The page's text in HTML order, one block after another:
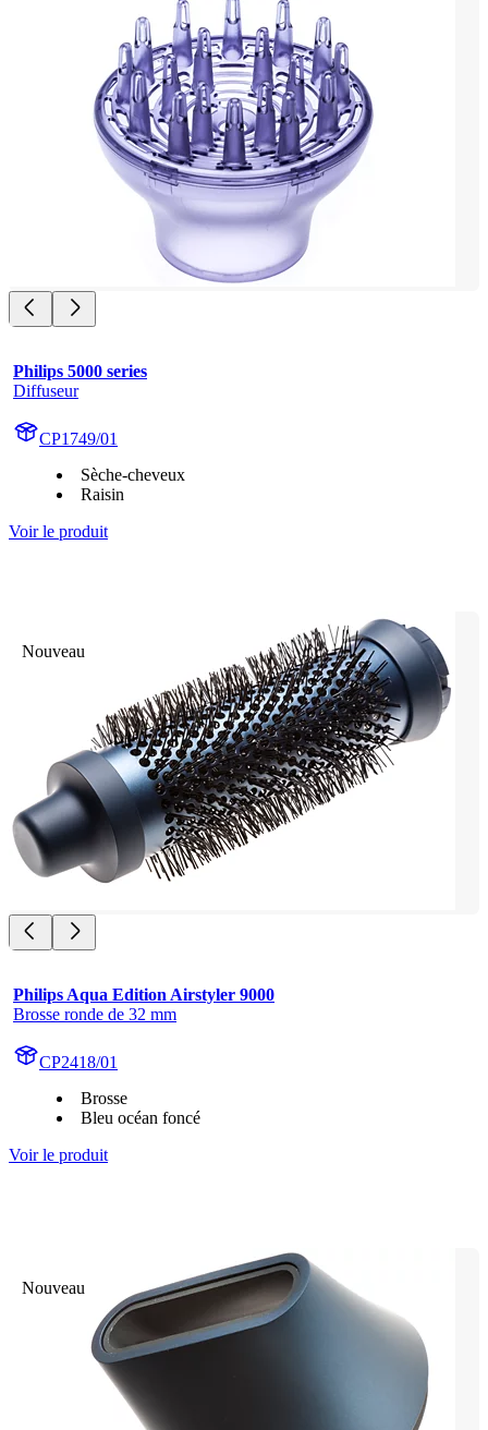
Philips 5000 series
Diffuseur
CP1749/01
Sèche-cheveux
Raisin
Voir le produit
Nouveau
Philips Aqua Edition Airstyler 9000
Brosse ronde de 32 mm
CP2418/01
Brosse
Bleu océan foncé
Voir le produit
Nouveau